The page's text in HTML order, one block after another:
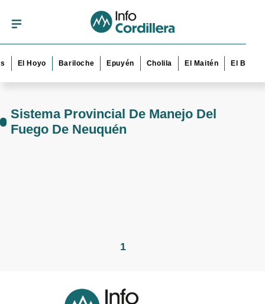
El Hoyo Bariloche Epuyén Cholila El Maitén El Bolsón
Sistema Provincial De Manejo Del
Fuego De Neuquén
1